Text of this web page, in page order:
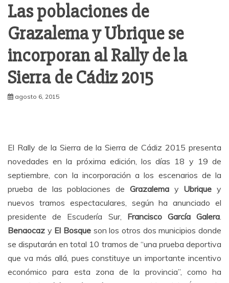
Las poblaciones de
Grazalema y Ubrique se
incorporan al Rally de la
Sierra de Cádiz 2015
agosto 6, 2015
El Rally de la Sierra de la Sierra de Cádiz 2015 presenta
novedades en la próxima edición, los días 18 y 19 de
septiembre, con la incorporación a los escenarios de la
prueba de las poblaciones de Grazalemay Ubrique y
nuevos tramos espectaculares, según ha anunciado el
presidente de Escudería Sur, Francisco García Galera.
Benaocaz y El Bosque son los otros dos municipios donde
se disputarán en total 10 tramos de “una prueba deportiva
que va más allá, pues constituye un importante incentivo
económico para esta zona de la provincia”, como ha